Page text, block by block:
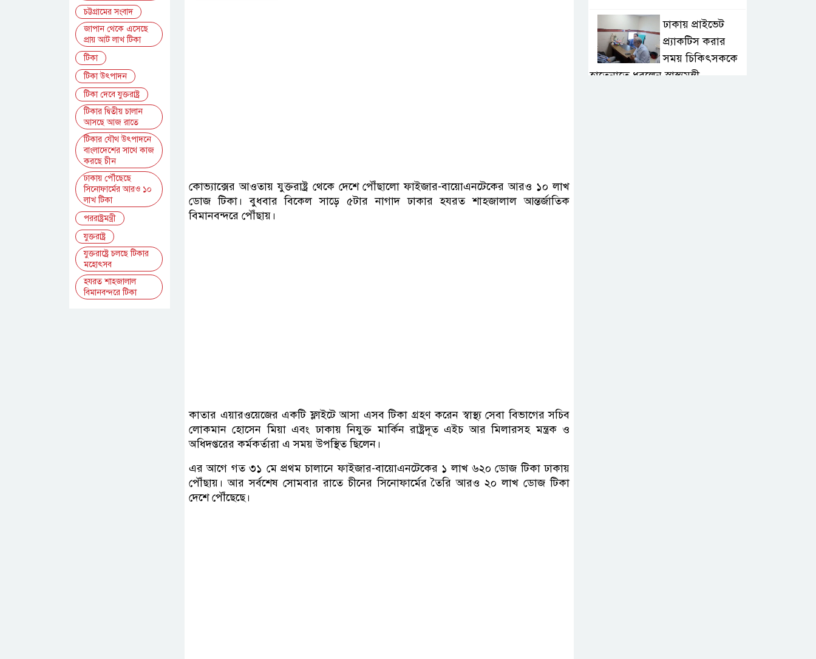
কোভ্যাক্সের আওতায় যুক্তরাষ্ট্র থেকে দেশে পৌঁছালো ফাইজার-বায়োএনটেকের আরও ১০ লাখ
ডোজ টিকা। বুধবার বিকেল সাড়ে ৫টার নাগাদ ঢাকার হযরত শাহজালাল আন্তর্জাতিক
বিমানবন্দরে পৌঁছায়।
কাতার এয়ারওয়েজের একটি ফ্লাইটে আসা এসব টিকা গ্রহণ করেন স্বাস্থ্য সেবা বিভাগের সচিব
লোকমান হোসেন মিয়া এবং ঢাকায় নিযুক্ত মার্কিন রাষ্ট্রদূত এইচ আর মিলারসহ মন্ত্রক ও
অধিদপ্তরের কর্মকর্তারা এ সময় উপস্থিত ছিলেন।
এর আগে গত ৩১ মে প্রথম চালানে ফাইজার-বায়োএনটেকের ১ লাখ ৬২০ ডোজ টিকা ঢাকায়
পৌঁছায়। আর সর্বশেষ সোমবার রাতে চীনের সিনোফার্মের তৈরি আরও ২০ লাখ ডোজ টিকা
দেশে পৌঁছেছে।
চট্টগ্রামের সংবাদ
জাপান থেকে এসেছে
প্রায় আট লাখ টিকা
টিকা
টিকা উৎপাদন
টিকা দেবে যুক্তরাষ্ট্র
টিকার দ্বিতীয় চালান
আসছে আজ রাতে
টিকার যৌথ উৎপাদনে
বাংলাদেশের সাথে কাজ
করছে চীন
ঢাকায় পৌঁছেছে
সিনোফার্মের আরও ১০
লাখ টিকা
পররাষ্ট্রমন্ত্রী
যুক্তরাষ্ট্র
যুক্তরাষ্ট্রে চলছে টিকার
মহোৎসব
হযরত শাহজালাল
বিমানবন্দরে টিকা
ঢাকায় প্রাইভেট
প্র্যাকটিস করার
সময় চিকিৎসককে
হাতেনাতে ধরলেন স্বাস্থ্যমন্ত্রী